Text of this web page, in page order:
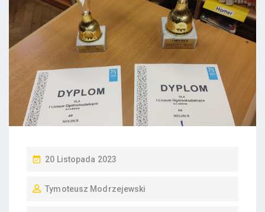
P
S
20 Listopada 2023
Tymoteusz Modrzejewski